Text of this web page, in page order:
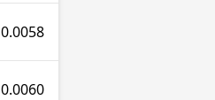
0.0058
0.0060